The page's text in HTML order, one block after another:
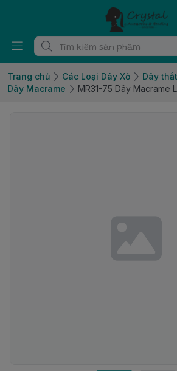
Trang chủ Các Loại Dây Xỏ
Dây
Dây Macrame
MR31-75 Dây Macrame